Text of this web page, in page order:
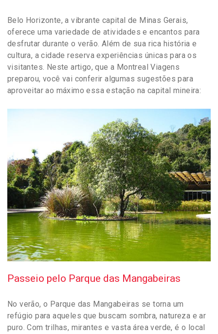
Belo Horizonte, a vibrante capital de Minas Gerais,
oferece uma variedade de atividades e encantos para
desfrutar durante o verão. Além de sua rica história e
cultura, a cidade reserva experiências únicas para os
visitantes. Neste artigo, que a Montreal Viagens
preparou, você vai conferir algumas sugestões para
aproveitar ao máximo essa estação na capital mineira:
Passeio pelo Parque das Mangabeiras
No verão, o Parque das Mangabeiras se torna um
refúgio para aqueles que buscam sombra, natureza e ar
puro. Com trilhas, mirantes e vasta área verde, é o local